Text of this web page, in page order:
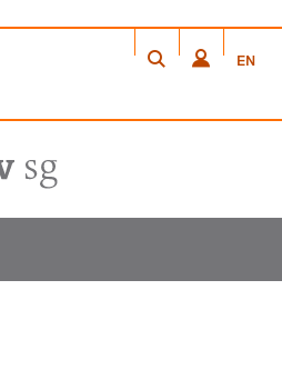
ÖFFNET
FENSTER
ÖFFNET
FENSTER
EN